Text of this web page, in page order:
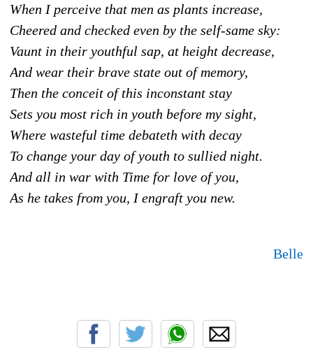
When I perceive that men as plants increase,
Cheered and checked even by the self-same sky:
Vaunt in their youthful sap, at height decrease,
And wear their brave state out of memory,
Then the conceit of this inconstant stay
Sets you most rich in youth before my sight,
Where wasteful time debateth with decay
To change your day of youth to sullied night.
And all in war with Time for love of you,
As he takes from you, I engraft you new.
Belle